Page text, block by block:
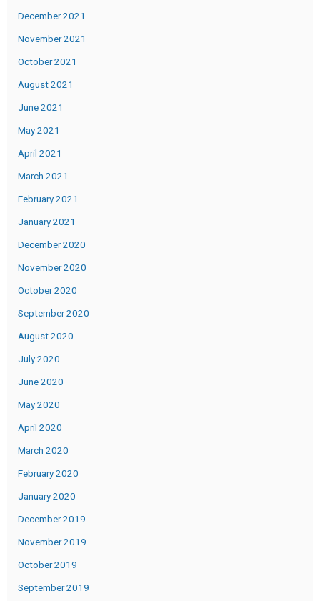
December 2021
November 2021
October 2021
August 2021
June 2021
May 2021
April 2021
March 2021
February 2021
January 2021
December 2020
November 2020
October 2020
September 2020
August 2020
July 2020
June 2020
May 2020
April 2020
March 2020
February 2020
January 2020
December 2019
November 2019
October 2019
September 2019